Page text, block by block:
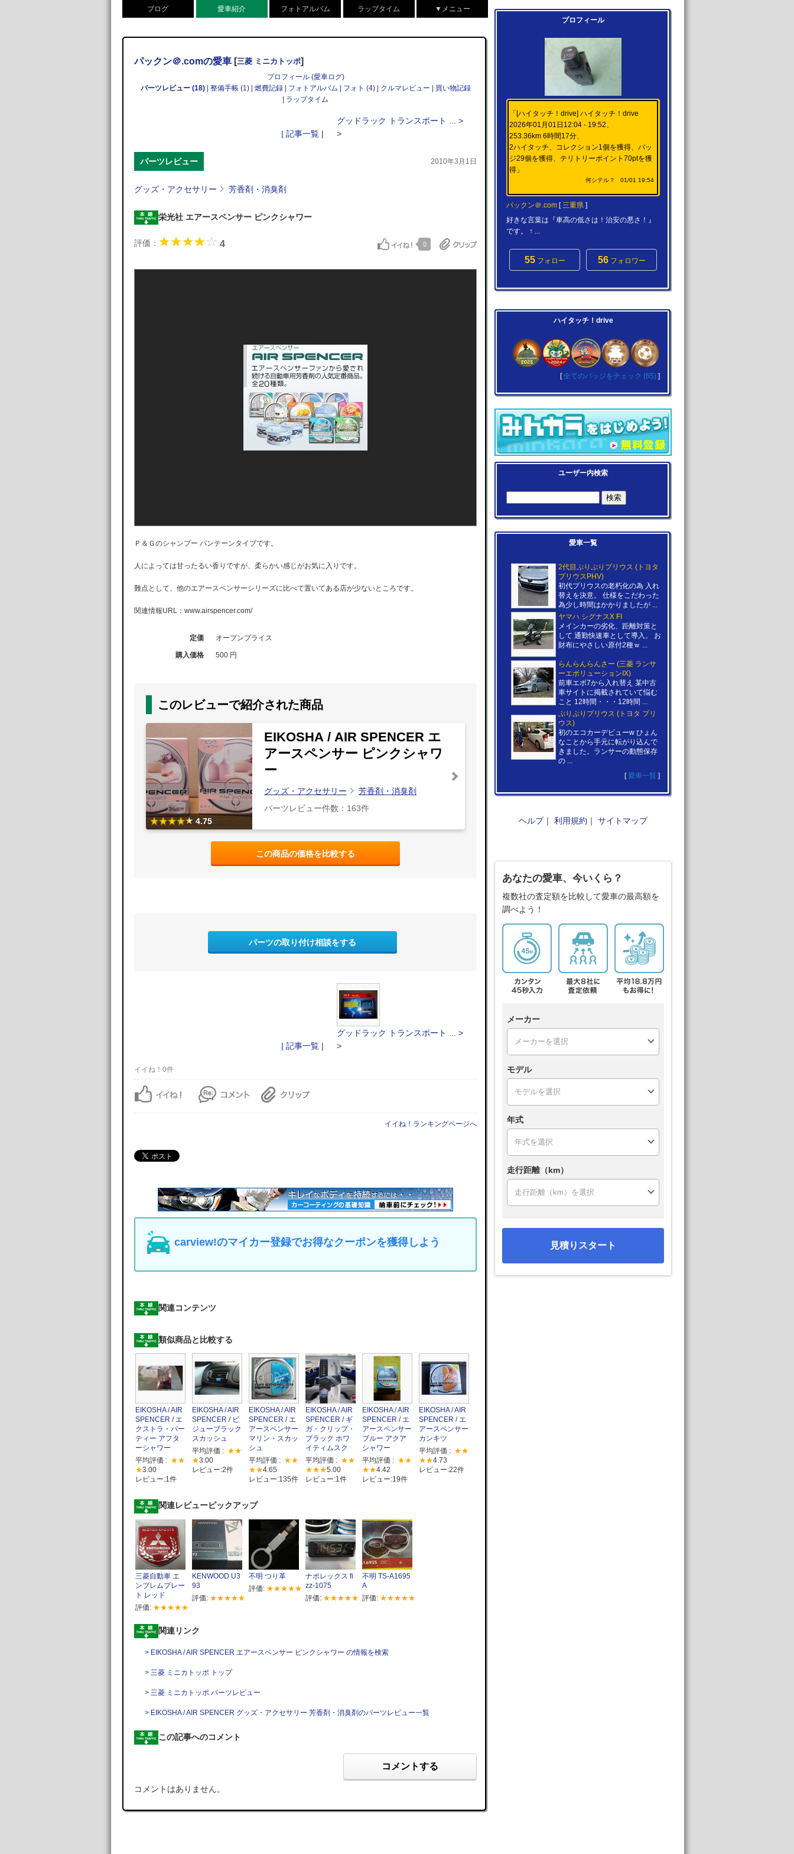
ブログ 愛車紹介 フォトアルバム ラップタイム ▼メニュー
パックン＠.comの愛車 [三菱 ミニカトッポ]
プロフィール(愛車ログ)
パーツレビュー (18)| 整備手帳 (1)| 燃費記録| フォトアルバム フォト (4)| クルマレビュー
買い物記録
ラップタイム
| 記事一覧 |
グッドラック トランスポート ... >
>
パーツレビュー 2010年3月1日
グッズ・アクセサリー 芳香剤・消臭剤
栄光社 エアースペンサー ピンクシャワー
評価： 4 0
Ｐ＆Ｇのシャンプー パンテーンタイプです。
人によっては甘ったるい香りですが、柔らかい感じがお気に入りです。
難点として、他のエアースペンサーシリーズに比べて置いてある店が少ないところです。
関連情報URL：www.airspencer.com/
定価 オープンプライス
購入価格 500 円
このレビューで紹介された商品
4.75
EIKOSHA / AIR SPENCER エ
アースペンサー ピンクシャワ
ー
グッズ・アクセサリー
芳香剤・消臭剤
パーツレビュー件数：163件
この商品の価格を比較する
パーツの取り付け相談をする
| 記事一覧 |
グッドラック トランスポート ... >
>
イイね！0件
イイね！ランキングページへ
carview!のマイカー登録でお得なクーポンを獲得しよう
関連コンテンツ
類似商品と比較する
EIKOSHA / AIR
SPENCER / エ
クストラ・パー
ティー アフタ
ーシャワー
平均評価 : ★★
★3.00
レビュー:1件
EIKOSHA / AIR
SPENCER / ビ
ジューブラック
スカッシュ
平均評価 : ★★
★3.00
レビュー:2件
EIKOSHA / AIR
SPENCER / エ
アースペンサー
マリン・スカッ
シュ
平均評価 : ★★
★★4.65
レビュー:135件
EIKOSHA / AIR
SPENCER / ギ
ガ・クリップ・
ブラック ホワ
イティムスク
平均評価 : ★★
★★★5.00
レビュー:1件
EIKOSHA / AIR
SPENCER / エ
アースペンサー
ブルー アクア
シャワー
平均評価 : ★★
★★4.42
レビュー:19件
EIKOSHA / AIR
SPENCER / エ
アースペンサー
カンキツ
平均評価 : ★★
★★4.73
レビュー:22件
関連レビューピックアップ
三菱自動車 エ
ンブレムプレー
ト レッド
評価: ★★★★★
KENWOOD U3
93
評価: ★★★★★
不明 つり革
評価: ★★★★★
ナポレックス fi
zz-1075
評価: ★★★★★
不明 TS-A1695
A
評価: ★★★★★
関連リンク
> EIKOSHA / AIR SPENCER エアースペンサー ピンクシャワー の情報を検索
> 三菱 ミニカトッポ トップ
> 三菱 ミニカトッポ パーツレビュー
> EIKOSHA / AIR SPENCER グッズ・アクセサリー 芳香剤・消臭剤のパーツレビュー一覧
この記事へのコメント
コメントする
コメントはありません。
プロフィール
「[ハイタッチ！drive] ハイタッチ！drive
2026年01月01日12:04 - 19:52、
253.36km 6時間17分、
2ハイタッチ、コレクション1個を獲得、バッ
ジ29個を獲得、テリトリーポイント70ptを獲
得」
何シテル？ 01/01 19:54
パックン＠.com [ 三重県 ]
好きな言葉は『車高の低さは！治安の悪さ！』
です。 ↑ ...
55フォロー 56フォロワー
ハイタッチ！drive
[全てのバッジをチェック (65) ]
ユーザー内検索
愛車一覧
2代目ぷりぷりプリウス (トヨタ
プリウスPHV)
初代プリウスの老朽化の為 入れ
替えを決意。 仕様をこだわった
為少し時間はかかりましたが ...
ヤマハ シグナスX FI
メインカーの劣化、距離対策と
して 通勤快速車として導入。 お
財布にやさしい原付2種ｗ ...
らんらんらんさー (三菱 ランサ
ーエボリューションIX)
前車エボ7から入れ替え 某中古
車サイトに掲載されていて悩む
こと 12時間・・・12時間 ...
ぷりぷりプリウス (トヨタ プリ
ウス)
初のエコカーデビューw ひょん
なことから手元に転がり込んで
きました。ランサーの動態保存
の ...
[愛車一覧 ]
ヘルプ｜ 利用規約 ｜ サイトマップ
あなたの愛車、今いくら？
複数社の査定額を比較して愛車の最高額を
調べよう！
メーカー
モデル
年式
走行距離（km）
見積りスタート